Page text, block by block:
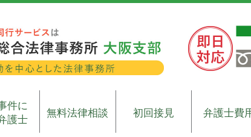
件に
護士
無料法律相談 初回接見 弁護士費